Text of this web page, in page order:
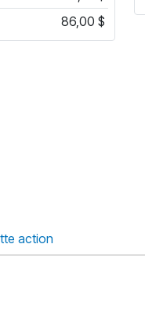
86,00 $
action